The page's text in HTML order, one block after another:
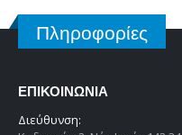
Πληροφορίες
ΕΠΙΚΟΙΝΩΝΊΑ
Διεύθυνση: